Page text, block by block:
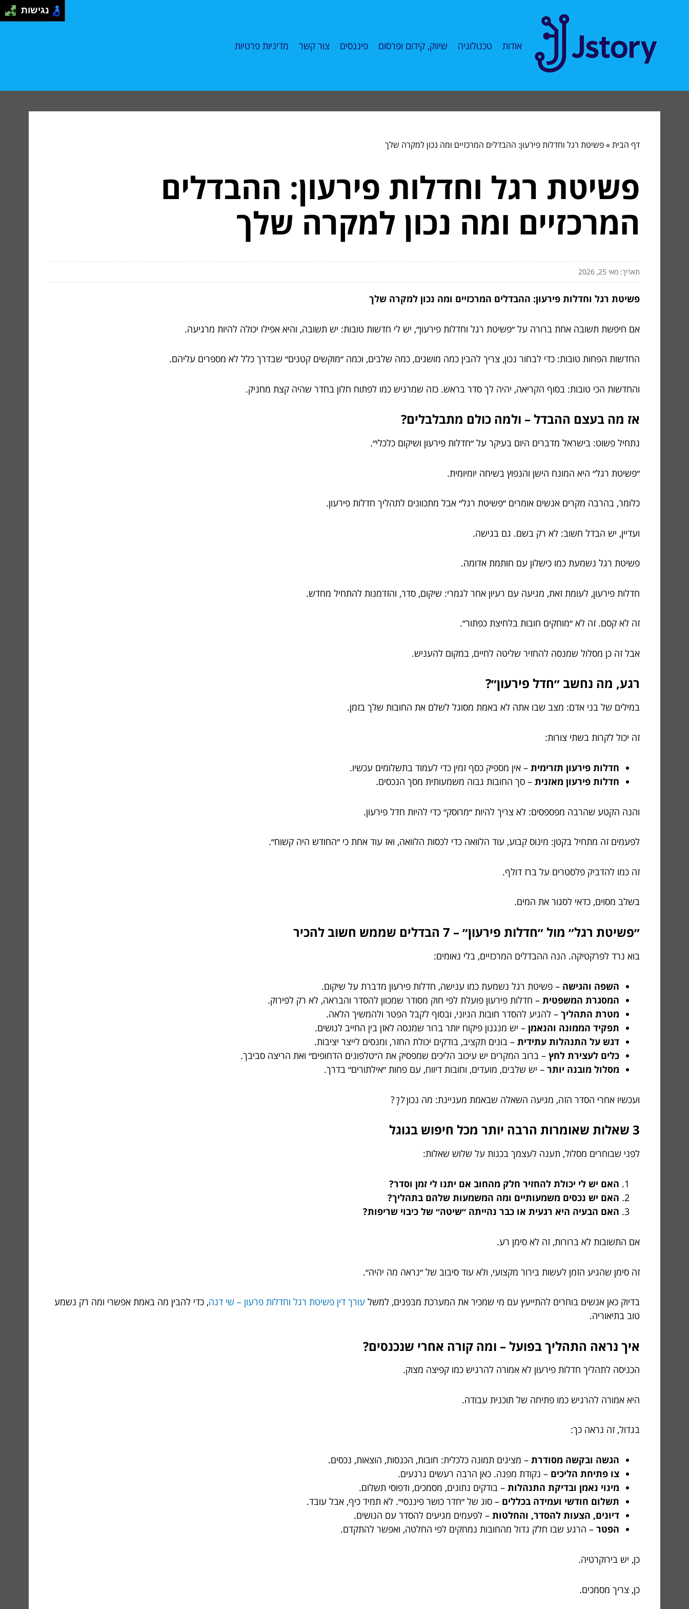
אודות טכנולוגיה שיווק, קידום ופרסום פיננסים צור קשר מדיניות פרטיות
דף הבית»פשיטת רגל וחדלות פירעון: ההבדלים המרכזיים ומה נכון למקרה שלך
פשיטת רגל וחדלות פירעון: ההבדלים
המרכזיים ומה נכון למקרה שלך
תאריך: מאי 25, 2026
פשיטת רגל וחדלות פירעון: ההבדלים המרכזיים ומה נכון למקרה שלך
אם חיפשת תשובה אחת ברורה על ״פשיטת רגל וחדלות פירעון״, יש לי חדשות טובות: יש תשובה, והיא אפילו יכולה להיות מרגיעה.
החדשות הפחות טובות: כדי לבחור נכון, צריך להבין כמה מושגים, כמה שלבים, וכמה ״מוקשים קטנים״ שבדרך כלל לא מספרים עליהם.
והחדשות הכי טובות: בסוף הקריאה, יהיה לך סדר בראש. כזה שמרגיש כמו לפתוח חלון בחדר שהיה קצת מחניק.
אז מה בעצם ההבדל – ולמה כולם מתבלבלים?
נתחיל פשוט: בישראל מדברים היום בעיקר על ״חדלות פירעון ושיקום כלכלי״.
״פשיטת רגל״ היא המונח הישן והנפוץ בשיחה יומיומית.
כלומר, בהרבה מקרים אנשים אומרים ״פשיטת רגל״ אבל מתכוונים לתהליך חדלות פירעון.
ועדיין, יש הבדל חשוב: לא רק בשם. גם בגישה.
פשיטת רגל נשמעת כמו כישלון עם חותמת אדומה.
חדלות פירעון, לעומת זאת, מגיעה עם רעיון אחר לגמרי: שיקום, סדר, והזדמנות להתחיל מחדש.
זה לא קסם. זה לא ״מוחקים חובות בלחיצת כפתור״.
אבל זה כן מסלול שמנסה להחזיר שליטה לחיים, במקום להעניש.
רגע, מה נחשב ״חדל פירעון״?
במילים של בני אדם: מצב שבו אתה לא באמת מסוגל לשלם את החובות שלך בזמן.
זה יכול לקרות בשתי צורות:
חדלות פירעון תזרימית – אין מספיק כסף זמין כדי לעמוד בתשלומים עכשיו.
חדלות פירעון מאזנית – סך החובות גבוה משמעותית מסך הנכסים.
והנה הקטע שהרבה מפספסים: לא צריך להיות ״מרוסק״ כדי להיות חדל פירעון.
לפעמים זה מתחיל בקטן: מינוס קבוע, עוד הלוואה כדי לכסות הלוואה, ואז עוד אחת כי ״החודש היה קשוח״.
זה כמו להדביק פלסטרים על ברז דולף.
בשלב מסוים, כדאי לסגור את המים.
״פשיטת רגל״ מול ״חדלות פירעון״ – 7 הבדלים שממש חשוב להכיר
בוא נרד לפרקטיקה. הנה ההבדלים המרכזיים, בלי נאומים:
השפה והגישה – פשיטת רגל נשמעת כמו ענישה, חדלות פירעון מדברת על שיקום.
המסגרת המשפטית – חדלות פירעון פועלת לפי חוק מסודר שמכוון להסדר והבראה, לא רק לפירוק.
מטרת התהליך – להגיע להסדר חובות הגיוני, ובסוף לקבל הפטר ולהמשיך הלאה.
תפקיד הממונה והנאמן – יש מנגנון פיקוח יותר ברור שמנסה לאזן בין החייב לנושים.
דגש על התנהלות עתידית – בונים תקציב, בודקים יכולת החזר, ומנסים לייצר יציבות.
כלים לעצירת לחץ – ברוב המקרים יש עיכוב הליכים שמפסיק את ה״טלפונים הדחופים״ ואת הריצה סביבך.
מסלול מובנה יותר – יש שלבים, מועדים, וחובות דיווח, עם פחות ״אילתורים״ בדרך.
ועכשיו אחרי הסדר הזה, מגיעה השאלה שבאמת מעניינת: מה נכוןלך?
3 שאלות שאומרות הרבה יותר מכל חיפוש בגוגל
לפני שבוחרים מסלול, תענה לעצמך בכנות על שלוש שאלות:
האם יש לי יכולת להחזיר חלק מהחוב אם יתנו לי זמן וסדר?
האם יש נכסים משמעותיים ומה המשמעות שלהם בתהליך?
האם הבעיה היא רגעית או כבר נהייתה ״שיטה״ של כיבוי שריפות?
אם התשובות לא ברורות, זה לא סימן רע.
זה סימן שהגיע הזמן לעשות בירור מקצועי, ולא עוד סיבוב של ״נראה מה יהיה״.
בדיוק כאן אנשים בוחרים להתייעץ עם מי שמכיר את המערכת מבפנים, למשל עורך דין פשיטת רגל וחדלות פרעון – שי דנה, כדי להבין מה באמת אפשרי ומה רק נשמע
טוב בתיאוריה.
איך נראה התהליך בפועל – ומה קורה אחרי שנכנסים?
הכניסה לתהליך חדלות פירעון לא אמורה להרגיש כמו קפיצה מצוק.
היא אמורה להרגיש כמו פתיחה של תוכנית עבודה.
בגדול, זה נראה כך:
הגשה ובקשה מסודרת – מציגים תמונה כלכלית: חובות, הכנסות, הוצאות, נכסים.
צו פתיחת הליכים – נקודת מפנה. כאן הרבה רעשים נרגעים.
מינוי נאמן ובדיקת התנהלות – בודקים נתונים, מסמכים, ודפוסי תשלום.
תשלום חודשי ועמידה בכללים – סוג של ״חדר כושר פיננסי״. לא תמיד כיף, אבל עובד.
דיונים, הצעות להסדר, והחלטות – לפעמים מגיעים להסדר עם הנושים.
הפטר – הרגע שבו חלק גדול מהחובות נמחקים לפי החלטה, ואפשר להתקדם.
כן, יש בירוקרטיה.
כן, צריך מסמכים.
נגישות